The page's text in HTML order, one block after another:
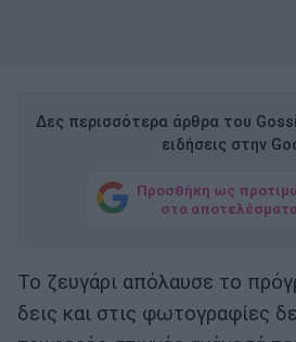
Δες περισσότερα άρθρα του
ειδήσεις στην
Προσθήκη ως
στα
Το ζευγάρι απόλαυσε το
δεις και στις φωτογραφίες